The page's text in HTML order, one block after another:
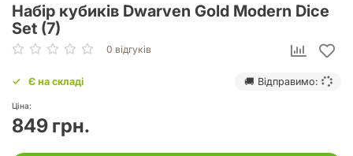
Набір кубиків Dwarven Gold Modern Dice
Set (7)
0 відгуків
Є на складі 🚚 Відправимо:
Ціна:
849 грн.